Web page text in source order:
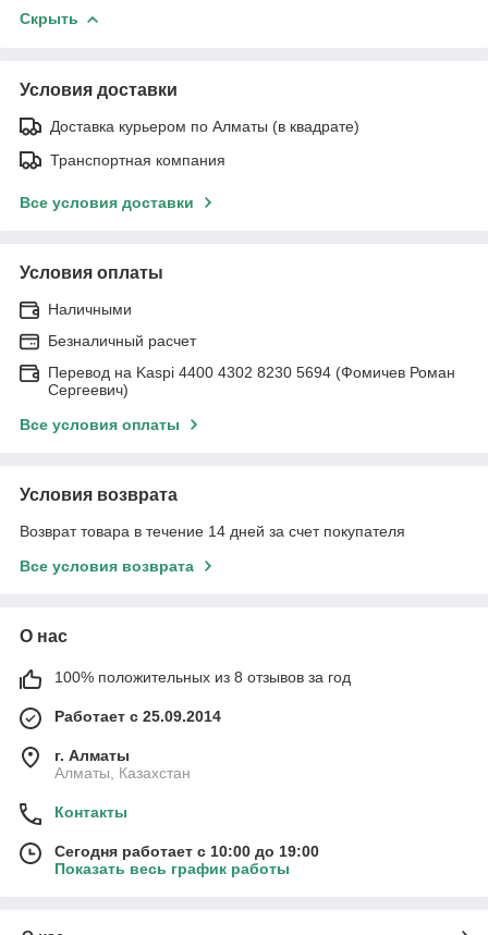
Скрыть
Условия доставки
Доставка курьером по Алматы (в квадрате)
Транспортная компания
Все условия доставки
Условия оплаты
Наличными
Безналичный расчет
Перевод на Kaspi 4400 4302 8230 5694 (Фомичев Роман
Сергеевич)
Все условия оплаты
Условия возврата
Возврат товара в течение 14 дней за счет покупателя
Все условия возврата
О нас
100% положительных из 8 отзывов за год
Работает с 25.09.2014
г. Алматы
Алматы, Казахстан
Контакты
Сегодня работает с 10:00 до 19:00
Показать весь график работы